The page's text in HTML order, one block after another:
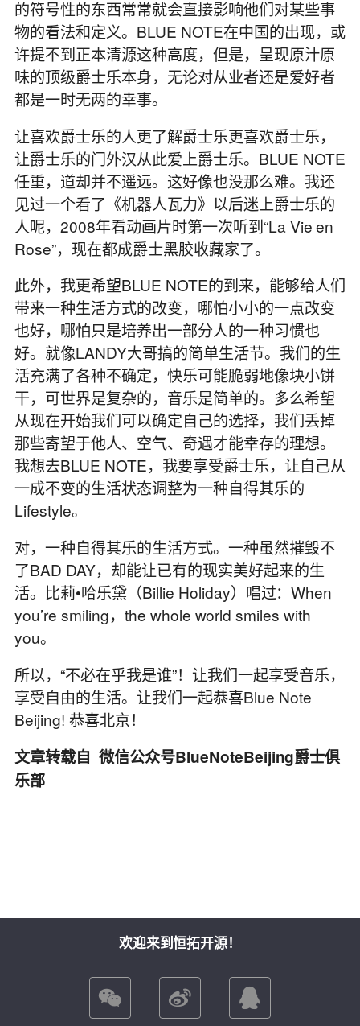
的符号性的东西常常就会直接影响他们对某些事
物的看法和定义。BLUE NOTE在中国的出现，或
许提不到正本清源这种高度，但是，呈现原汁原
味的顶级爵士乐本身，无论对从业者还是爱好者
都是一时无两的幸事。
让喜欢爵士乐的人更了解爵士乐更喜欢爵士乐，
让爵士乐的门外汉从此爱上爵士乐。BLUE NOTE
任重，道却并不遥远。这好像也没那么难。我还
见过一个看了《机器人瓦力》以后迷上爵士乐的
人呢，2008年看动画片时第一次听到“La Vie en
Rose”，现在都成爵士黑胶收藏家了。
此外，我更希望BLUE NOTE的到来，能够给人们
带来一种生活方式的改变，哪怕小小的一点改变
也好，哪怕只是培养出一部分人的一种习惯也
好。就像LANDY大哥搞的简单生活节。我们的生
活充满了各种不确定，快乐可能脆弱地像块小饼
干，可世界是复杂的，音乐是简单的。多么希望
从现在开始我们可以确定自己的选择，我们丢掉
那些寄望于他人、空气、奇遇才能幸存的理想。
我想去BLUE NOTE，我要享受爵士乐，让自己从
一成不变的生活状态调整为一种自得其乐的
Lifestyle。
对，一种自得其乐的生活方式。一种虽然摧毁不
了BAD DAY，却能让已有的现实美好起来的生
活。比莉•哈乐黛（Billie Holiday）唱过：When
you’re smiling，the whole world smiles with
you。
所以，“不必在乎我是谁”！让我们一起享受音乐，
享受自由的生活。让我们一起恭喜Blue Note
Beijing! 恭喜北京！
文章转载自 微信公众号BlueNoteBeijing爵士俱
乐部
欢迎来到恒拓开源！